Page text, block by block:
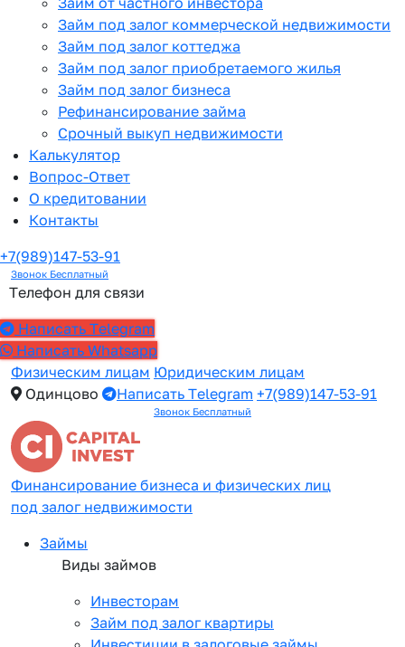
Займ под залог коммерческой недвижимости
Займ под залог коттеджа
Займ под залог приобретаемого жилья
Займ под залог бизнеса
Рефинансирование займа
Срочный выкуп недвижимости
Калькулятор
Вопрос-Ответ
О кредитовании
Контакты
+7(989)147-53-91
Звонок Бесплатный
Телефон для связи
Написать Telegram
Написать Whatsapp
Физическим лицам Юридическим лицам
Одинцово
Написать Telegram +7(989)147-53-91
Звонок Бесплатный
Финансирование бизнеса и физических лиц
под залог недвижимости
Займы
Виды займов
Инвесторам
Займ под залог квартиры